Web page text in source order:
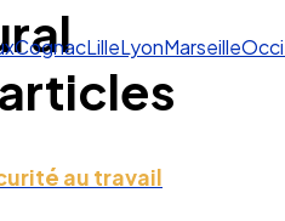
CognacLilleLyonMarseille
au travail